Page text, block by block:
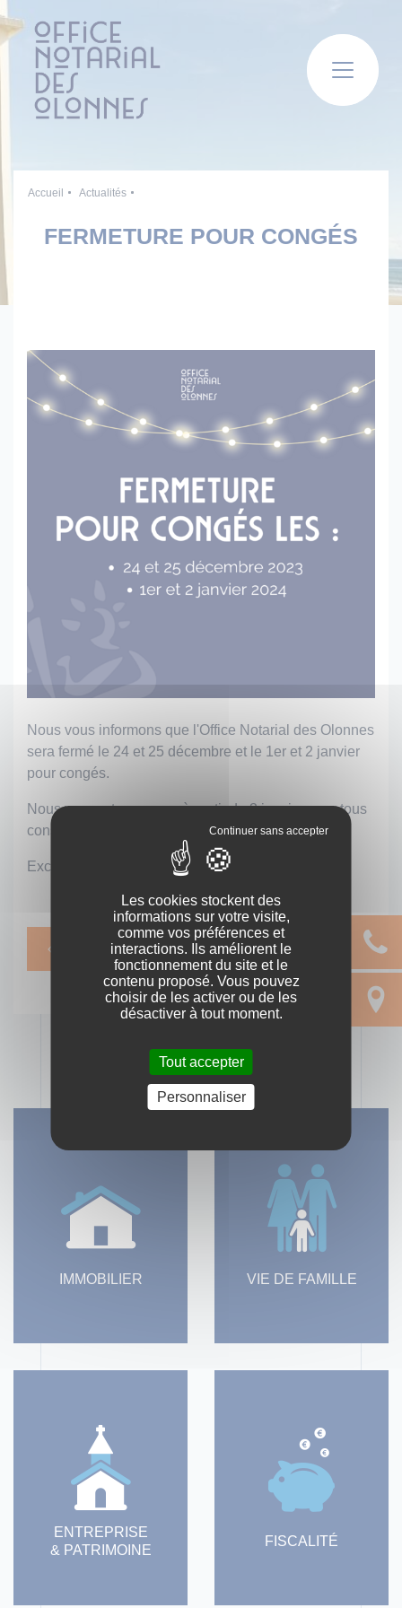
Accueil Actualités
FERMETURE POUR CONGÉS
Nous vous informons que l'Office Notarial des Olonnes
sera fermé le 24 et 25 décembre et le 1er et 2 janvier
pour congés.
Nous vous retrouverons à partir du 3 janvier pour tous
conseils juridiques et rédaction d'actes.
Excellentes fêtes de fin d'année ✨
IMMOBILIER VIE DE FAMILLE
ENTREPRISE
& PATRIMOINE
FISCALITÉ
Les cookies stockent des
informations sur votre visite,
comme vos préférences et
interactions. Ils améliorent le
fonctionnement du site et le
contenu proposé. Vous pouvez
choisir de les activer ou de les
désactiver à tout moment.
Tout accepter
Personnaliser